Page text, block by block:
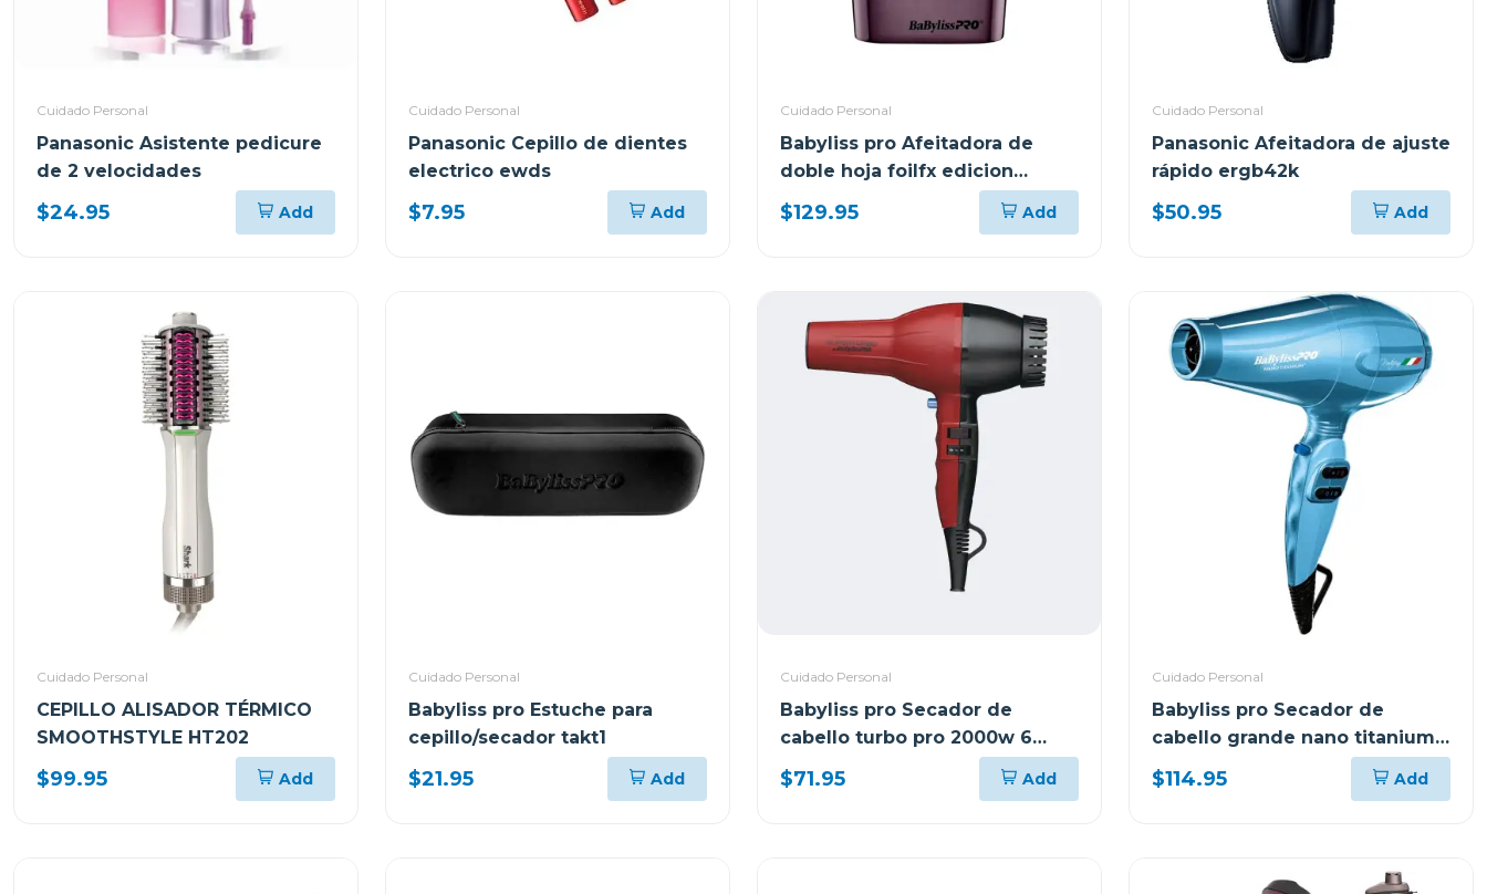
Cuidado Personal
Panasonic Asistente pedicure
de 2 velocidades
$24.95 Add
Cuidado Personal
Panasonic Cepillo de dientes
electrico ewds
$7.95 Add
Cuidado Personal
Babyliss pro Afeitadora de
doble hoja foilfx edicion
limitada s2p
$129.95 Add
Cuidado Personal
Panasonic Afeitadora de ajuste
rápido ergb42k
$50.95 Add
Cuidado Personal
CEPILLO ALISADOR TÉRMICO
SMOOTHSTYLE HT202
$99.95 Add
Cuidado Personal
Babyliss pro Estuche para
cepillo/secador takt1
$21.95 Add
Cuidado Personal
Babyliss pro Secador de
cabello turbo pro 2000w 6
velocidades 307
$71.95 Add
Cuidado Personal
Babyliss pro Secador de
cabello grande nano titanium
protofino 2000w 6610n
$114.95 Add